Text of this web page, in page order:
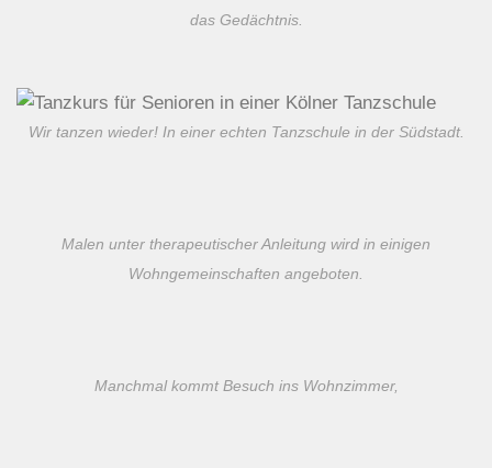
das Gedächtnis.
Wir tanzen wieder! In einer echten Tanzschule in der Südstadt.
Malen unter therapeutischer Anleitung wird in einigen
Wohngemeinschaften angeboten.
Manchmal kommt Besuch ins Wohnzimmer,